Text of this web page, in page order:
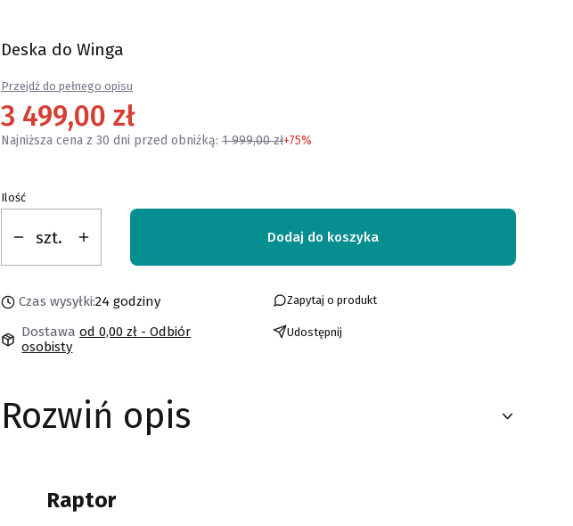
Deska do Winga
Przejdź do pełnego opisu
3 499,00 zł
Najniższa cena z 30 dni przed obniżką: 1 999,00 zł+75%
Ilość
szt. Dodaj do koszyka
Czas wysyłki:24 godziny
Dostawaod 0,00 zł - Odbiór
osobisty
Zapytaj o produkt
Udostępnij
Rozwiń opis
Raptor